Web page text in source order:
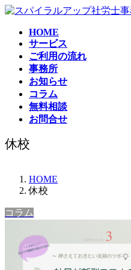
コ
ナ
HOME
サービス
ご利用の流れ
事務所
お知らせ
コラム
無料相談
お問合せ
休校
HOME
休校
コラム